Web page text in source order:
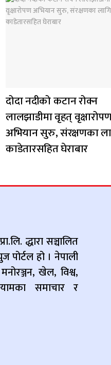
दोदा नदीको कटान रोक्न
लालझाडीमा वृहत्
अभियान सुरु, संरक्षणका
काडेतारसहित घेराबार
द्धारा सञ्चालित
पोर्टल हो । नेपाली
खेल, विश्व,
समाचार र